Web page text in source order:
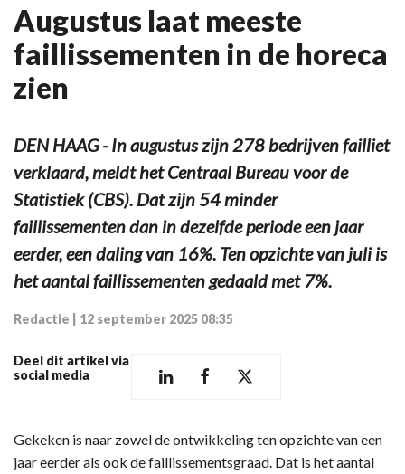
Augustus laat meeste
faillissementen in de horeca
zien
DEN HAAG - In augustus zijn 278 bedrijven failliet
verklaard, meldt het Centraal Bureau voor de
Statistiek (CBS). Dat zijn 54 minder
faillissementen dan in dezelfde periode een jaar
eerder, een daling van 16%. Ten opzichte van juli is
het aantal faillissementen gedaald met 7%.
Redactie 12 september 2025 08:35
Deel dit artikel via
social media
Gekeken is naar zowel de ontwikkeling ten opzichte van een
jaar eerder als ook de faillissementsgraad. Dat is het aantal